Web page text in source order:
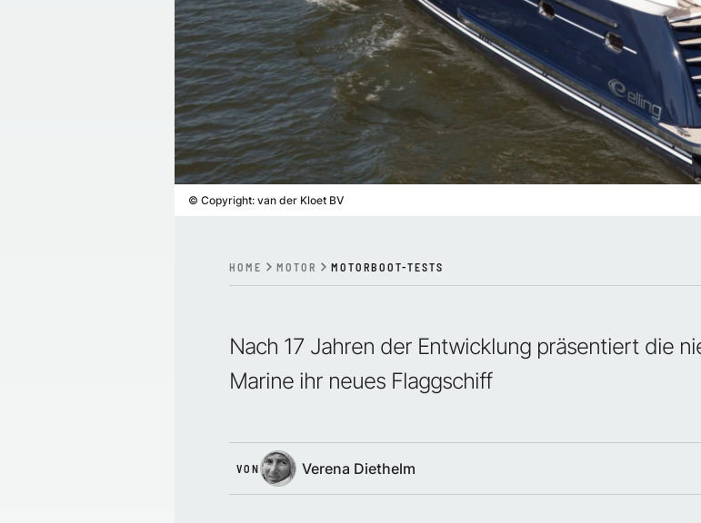
© Copyright: van der Kloet BV
HOME MOTOR MOTORBOOT-TESTS
Nach 17 Jahren der Entwicklung präsentiert die
Marine ihr neues Flaggschiff
VON Verena Diethelm